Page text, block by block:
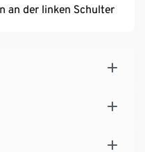
an der linken Schulter